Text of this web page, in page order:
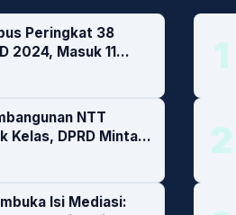
Peringkat 38
2024, Masuk 11
NTT
Kelas, DPRD Minta
Lokal Jadi
Isi Mediasi:
1
2